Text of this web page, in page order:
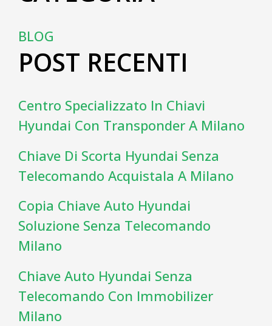
BLOG
POST RECENTI
Centro Specializzato In Chiavi
Hyundai Con Transponder A Milano
Chiave Di Scorta Hyundai Senza
Telecomando Acquistala A Milano
Copia Chiave Auto Hyundai
Soluzione Senza Telecomando
Milano
Chiave Auto Hyundai Senza
Telecomando Con Immobilizer
Milano